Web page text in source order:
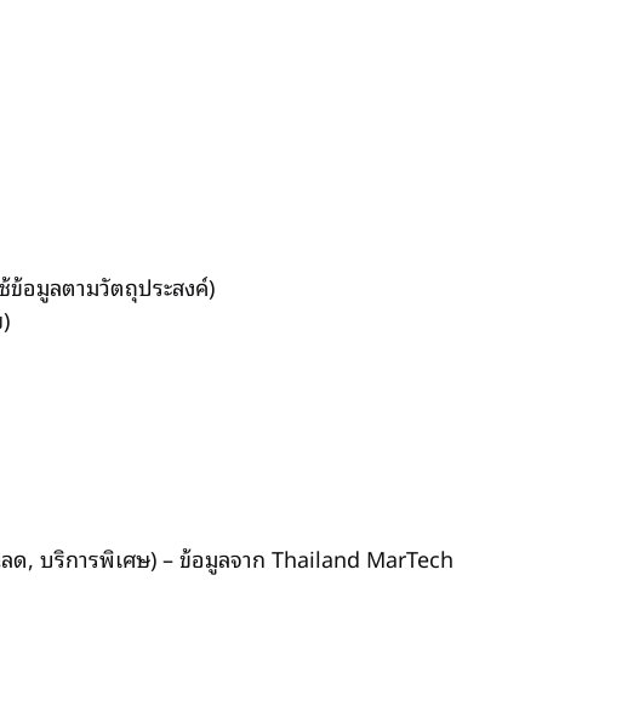
ข้อมูลตามวัตถุประสงค์)
ด, บริการพิเศษ) – ข้อมูลจาก Thailand MarTech